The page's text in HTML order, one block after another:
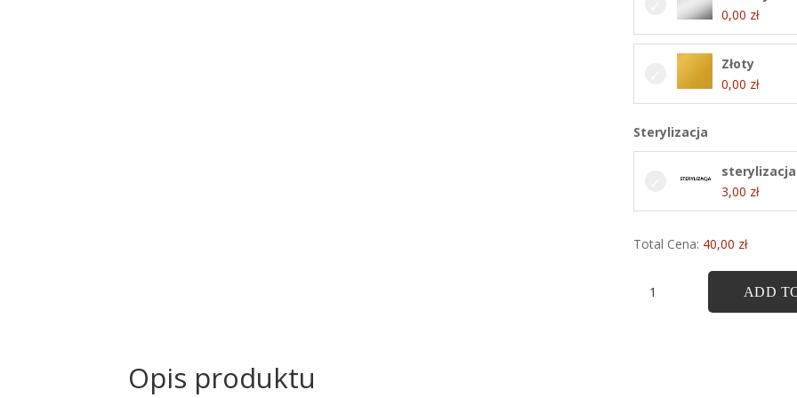
0,00 zł
Złoty
0,00 zł
Sterylizacja
sterylizacja
3,00 zł
Total Cena: 40,00 zł
Kolczyk
ADD
Opis produktu